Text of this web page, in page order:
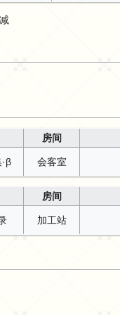
房间
会客室
房间
加工站